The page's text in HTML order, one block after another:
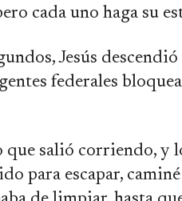
cada uno haga su
Jesús
federales
salió corriendo, y
para escapar,